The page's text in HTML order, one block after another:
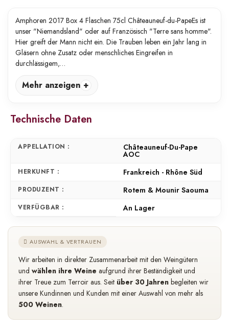
Amphoren 2017 Box 4 Flaschen 75cl Châteauneuf-du-PapeEs ist
unser "Niemandsland" oder auf Französisch "Terre sans homme".
Hier greift der Mann nicht ein. Die Trauben leben ein Jahr lang in
Gläsern ohne Zusatz oder menschliches Eingreifen in
durchlässigem,…
Mehr anzeigen
Technische Daten
APPELLATION : Châteauneuf-Du-Pape
AOC
HERKUNFT : Frankreich - Rhône Süd
PRODUZENT : Rotem & Mounir Saouma
VERFÜGBAR : An Lager
AUSWAHL & VERTRAUEN
Wir arbeiten in direkter Zusammenarbeit mit den Weingütern
und wählen ihre Weine aufgrund ihrer Beständigkeit und
ihrer Treue zum Terroir aus. Seit über 30 Jahren begleiten wir
unsere Kundinnen und Kunden mit einer Auswahl von mehr als
500 Weinen.